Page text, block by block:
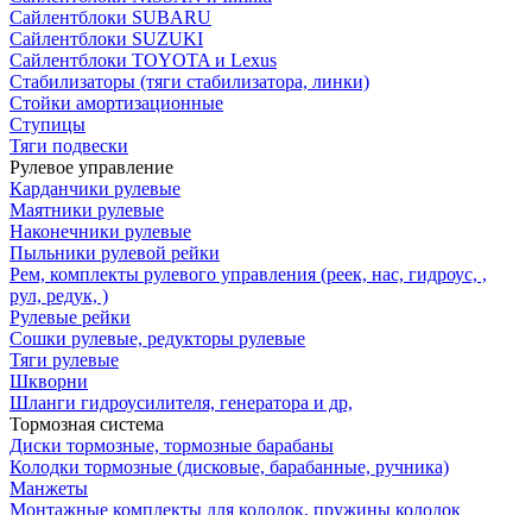
Сайлентблоки SUBARU
Сайлентблоки SUZUKI
Сайлентблоки TOYOTA и Lexus
Стабилизаторы (тяги стабилизатора, линки)
Стойки амортизационные
Ступицы
Тяги подвески
Рулевое управление
Карданчики рулевые
Маятники рулевые
Наконечники рулевые
Пыльники рулевой рейки
Рем, комплекты рулевого управления (реек, нас, гидроус, ,
рул, редук, )
Рулевые рейки
Сошки рулевые, редукторы рулевые
Тяги рулевые
Шкворни
Шланги гидроусилителя, генератора и др,
Тормозная система
Диски тормозные, тормозные барабаны
Колодки тормозные (дисковые, барабанные, ручника)
Манжеты
Монтажные комплекты для колодок, пружины колодок